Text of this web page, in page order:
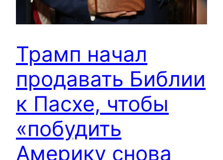
Трамп начал
продавать Библии
к Пасхе, чтобы
«побудить
Америку снова